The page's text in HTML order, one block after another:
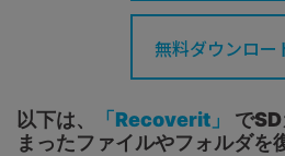
無料ダウンロー
以下は、 「Recoverit」
で
まったファイルやフォルダを